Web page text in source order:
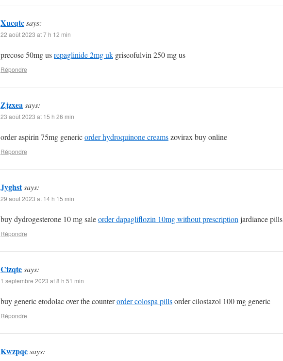
Xucqtcsays:
22 août 2023 at 7 h 12 min
precose 50mg usrepaglinide 2mg uk griseofulvin 250 mg us
Répondre
Zjzxeasays:
23 août 2023 at 15 h 26 min
order aspirin 75mg genericorder hydroquinone creamszovirax buy online
Répondre
Jyghstsays:
29 août 2023 at 14 h 15 min
buy dydrogesterone 10 mg saleorder dapagliflozin 10mg without prescription jardiance pills
Répondre
Cizqtesays:
1 septembre 2023 at 8 h 51 min
buy generic etodolac over the counterorder colospa pillsorder cilostazol 100 mg generic
Répondre
Kwzpqcsays: